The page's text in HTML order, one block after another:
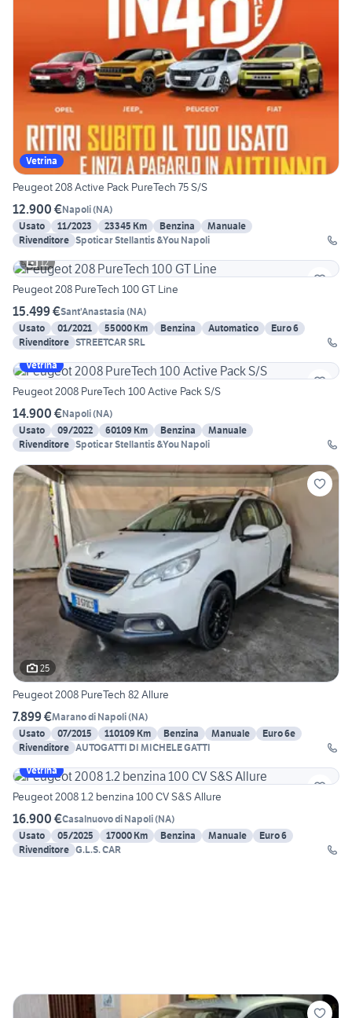
Vetrina
Peugeot 208 Active Pack PureTech 75 S/S
12.900 €Napoli(NA)
Usato
11/2023 23345 Km Benzina
Manuale
Rivenditore Spoticar Stellantis &You Napoli
12
Peugeot 208 PureTech 100 GT Line
15.499 €Sant'Anastasia (NA)
Usato
01/2021 55000 Km Benzina Automatico
Euro 6
Rivenditore STREETCAR SRL
Vetrina
Peugeot 2008 PureTech 100 Active Pack S/S
14.900 €Napoli(NA)
Usato
09/2022 60109 Km Benzina
Manuale
Rivenditore Spoticar Stellantis &You Napoli
25
Peugeot 2008 PureTech 82 Allure
7.899 €Marano di Napoli(NA)
Usato
07/2015 110109 Km Benzina Manuale
Euro 6e
Rivenditore AUTOGATTI DI MICHELE GATTI
Vetrina
Peugeot 2008 1.2 benzina 100 CV S&S Allure
16.900 €Casalnuovo di Napoli(NA)
Usato
05/2025 17000 Km Benzina Manuale
Euro 6
Rivenditore G.L.S. CAR